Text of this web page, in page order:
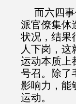
而六四
派官僚集体
状况，结果
人下岗，这
运动本质上
号召。除了
影响力，能
运动。